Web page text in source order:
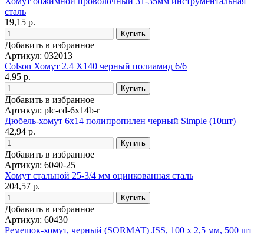
сталь
19,15 р.
Добавить в избранное
Артикул: 032013
Colson Хомут 2.4 Х140 черный полиамид 6/6
4,95 р.
Добавить в избранное
Артикул: plc-cd-6x14b-r
Дюбель-хомут 6х14 полипропилен черный Simple (10шт)
42,94 р.
Добавить в избранное
Артикул: 6040-25
Хомут стальной 25-3/4 мм оцинкованная сталь
204,57 р.
Добавить в избранное
Артикул: 60430
Ремешок-хомут, черный (SORMAT) JSS, 100 х 2,5 мм, 500 шт